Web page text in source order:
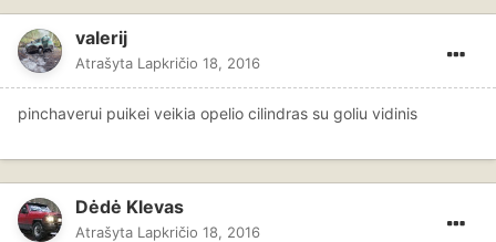
valerij
Atrašyta Lapkričio 18, 2016
pinchaverui puikei veikia opelio cilindras su goliu vidinis
Dėdė Klevas
Atrašyta Lapkričio 18, 2016